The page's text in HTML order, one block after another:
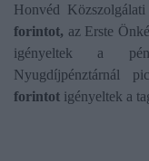
Honvéd
forintot, az Erste
igényeltek a
Nyugdíjpénztárnál
forintot igényeltek a